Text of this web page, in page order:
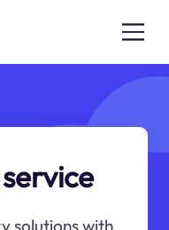
solutions with